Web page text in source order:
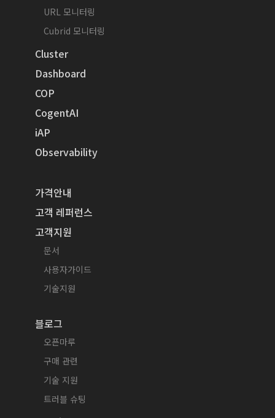
URL 모니터링
Cubrid 모니터링
Cluster
Dashboard
COP
CogentAI
iAP
Observability
가격안내
고객 레퍼런스
고객지원
문서
사용자가이드
기술지원
블로그
오픈마루
구매 관련
기술 지원
트러블 슈팅